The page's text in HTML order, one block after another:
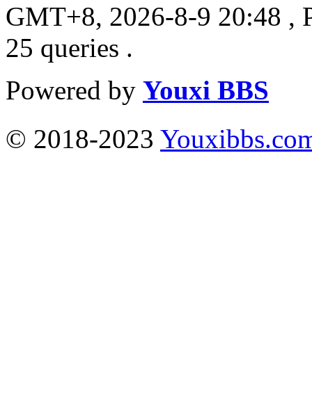
GMT+8, 2026-8-9 20:48 ,
25 queries .
Powered by Youxi BBS
© 2018-2023